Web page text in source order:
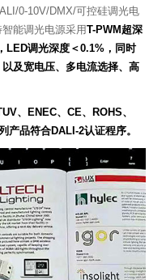
0-10V/DMX/可控硅调光电
能调光电源采用T-PWM超深
LED调光深度＜0.1%，同时
及宽电压、多电流选择、高
、ENEC、CE、ROHS、
产品符合DALI-2认证程序。